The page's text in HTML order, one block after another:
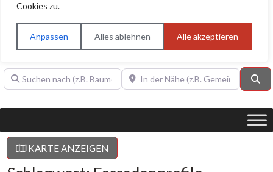
Cookies zu.
Anpassen Alles ablehnen Alle akzeptieren
Sie finden hier nur Qualitätsbetriebe, die mit dem DIAMANT,
PLATIN, GOLD, SILBER, ANWÄRTER "Bauherrenhilfe.org-
Qualitätssiegel" ausgezeichnet sind.
Suchen nach (z.B. Baumeister oder Dachdecker)In der Nähe (z.B. Gemeinde Baden)
KARTE ANZEIGEN